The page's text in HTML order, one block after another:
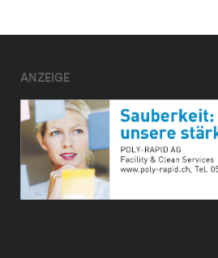
ANZEIGE